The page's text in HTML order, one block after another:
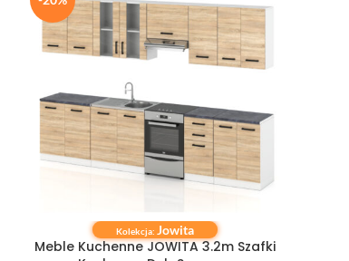
DODAJ DO KOSZYKA
Kolekcja:Jowita
Meble Kuchenne JOWITA 3.2m Szafki